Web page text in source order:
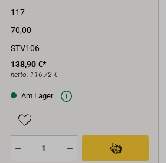
117
70,00
STV106
138,90 €*
netto: 116,72 €
Am Lager